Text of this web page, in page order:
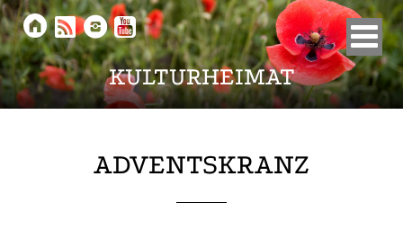
KULTURHEIMAT
    
ADVENTSKRANZ